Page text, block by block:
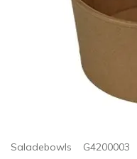
Saladebowls G4200003